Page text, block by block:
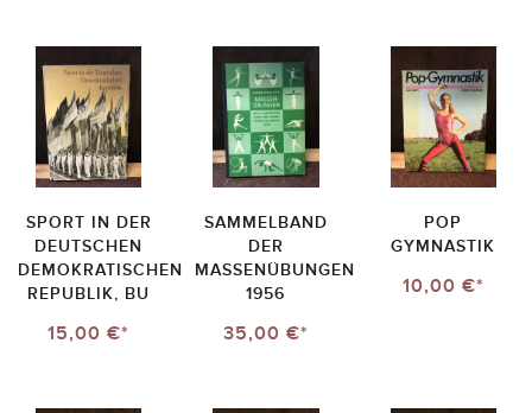
SPORT IN DER
DEUTSCHEN
DEMOKRATISCHEN
REPUBLIK, BU
15,00 €*
SAMMELBAND
DER
MASSENÜBUNGEN
1956
35,00 €*
POP
GYMNASTIK
10,00 €*